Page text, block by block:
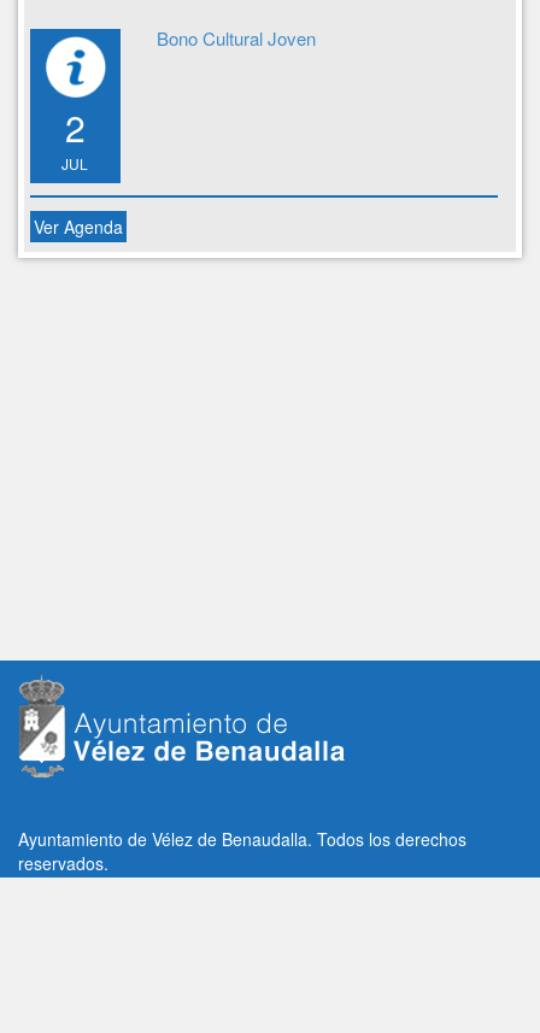
2
JUL
Bono Cultural Joven
Ver Agenda
Ayuntamiento de Vélez de Benaudalla. Todos los derechos
reservados.